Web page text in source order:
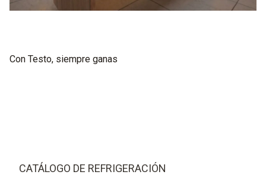
Con Testo, siempre ganas
CATÁLOGO DE REFRIGERACIÓN